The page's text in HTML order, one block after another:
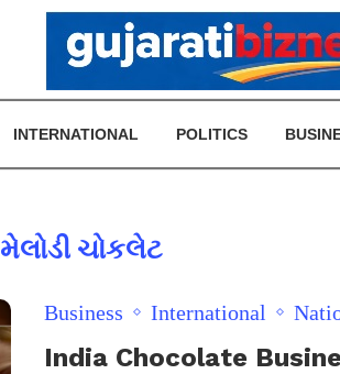
INTERNATIONAL POLITICS
મેલોડી ચોકલેટ
Business International
India Chocolate